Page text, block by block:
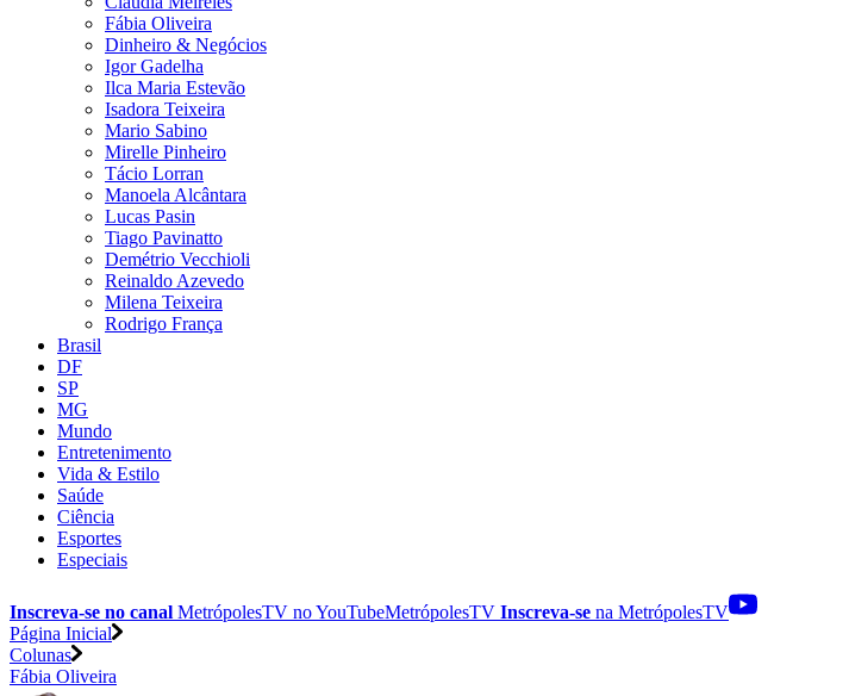
Fábia Oliveira
Dinheiro & Negócios
Igor Gadelha
Ilca Maria Estevão
Isadora Teixeira
Mario Sabino
Mirelle Pinheiro
Tácio Lorran
Manoela Alcântara
Lucas Pasin
Tiago Pavinatto
Demétrio Vecchioli
Reinaldo Azevedo
Milena Teixeira
Rodrigo França
Brasil
DF
SP
MG
Mundo
Entretenimento
Vida & Estilo
Saúde
Ciência
Esportes
Especiais
Inscreva-se no canal MetrópolesTV noYouTubeMetrópolesTV Inscreva-se na MetrópolesTV
Página Inicial
Colunas
Fábia Oliveira